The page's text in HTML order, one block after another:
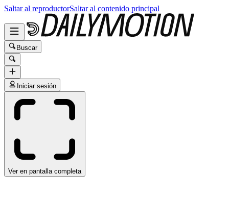
Saltar al reproductorSaltar al contenido principal
Buscar
Iniciar sesión
Ver en pantalla completa